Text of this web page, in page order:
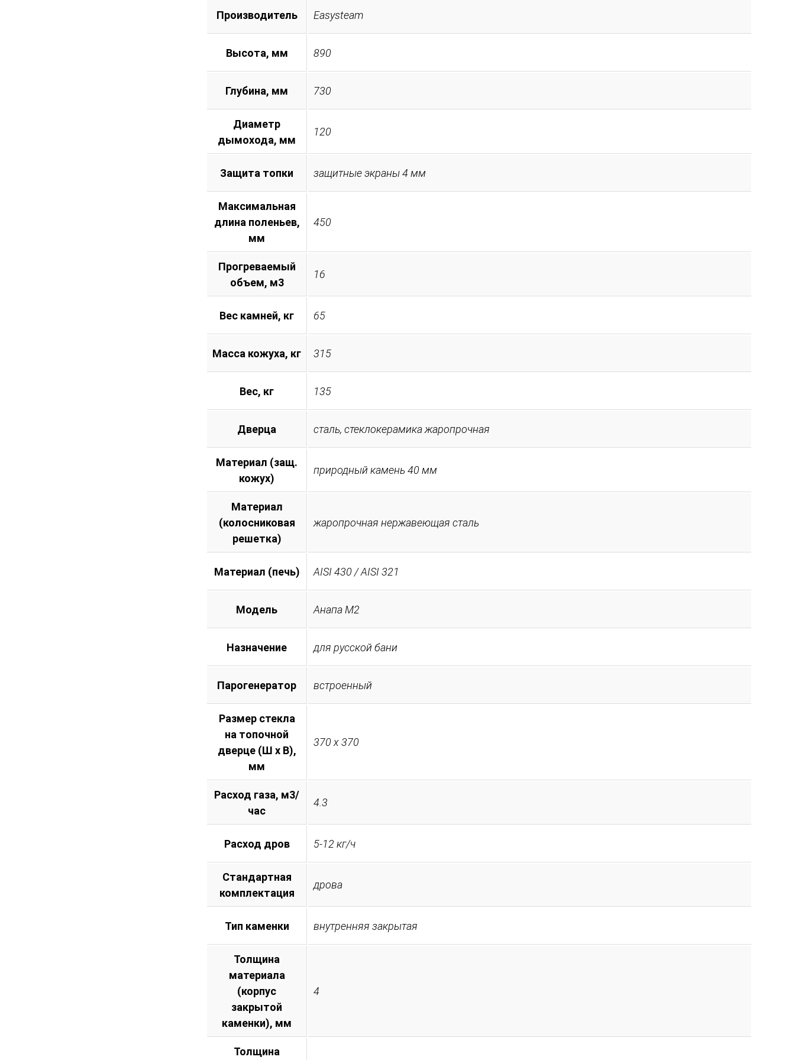
Производитель Easysteam
Высота, мм 890
Глубина, мм 730
Диаметр
дымохода, мм
120
Защита топки защитные экраны 4 мм
Максимальная
длина поленьев,
мм
450
Прогреваемый
объем, м3
16
Вес камней, кг 65
Масса кожуха, кг 315
Вес, кг 135
Дверца сталь, стеклокерамика жаропрочная
Материал (защ.
кожух)
природный камень 40 мм
Материал
(колосниковая
решетка)
жаропрочная нержавеющая сталь
Материал (печь) AISI 430 / AISI 321
Модель Анапа М2
Назначение для русской бани
Парогенератор встроенный
Размер стекла
на топочной
дверце (Ш х В),
мм
370 х 370
Расход газа, м3/
час
4.3
Расход дров 5-12 кг/ч
Стандартная
комплектация
дрова
Тип каменки внутренняя закрытая
Толщина
материала
(корпус
закрытой
каменки), мм
4
Толщина